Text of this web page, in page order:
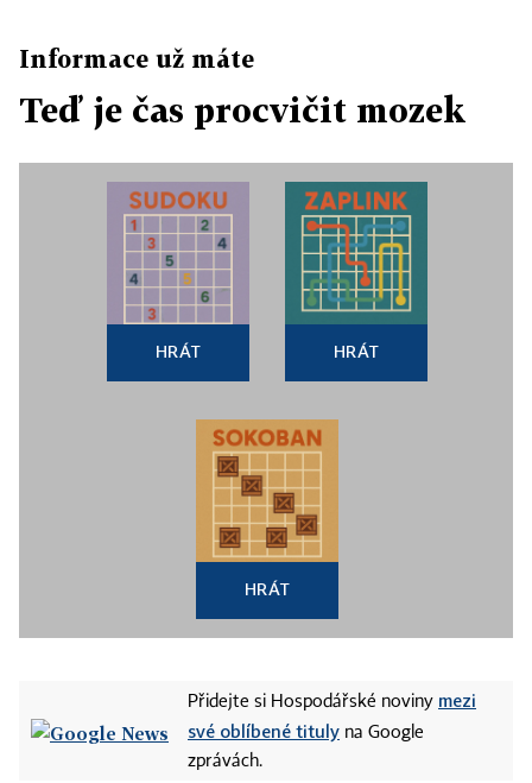
Informace už máte
Teď je čas procvičit mozek
HRÁT HRÁT
HRÁT
Přidejte si Hospodářské noviny mezi
své oblíbené tituly na Google
zprávách.